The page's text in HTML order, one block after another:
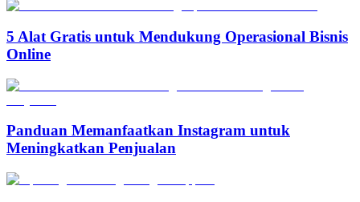
5 Alat Gratis untuk Mendukung Operasional Bisnis
Online
Panduan Memanfaatkan Instagram untuk
Meningkatkan Penjualan